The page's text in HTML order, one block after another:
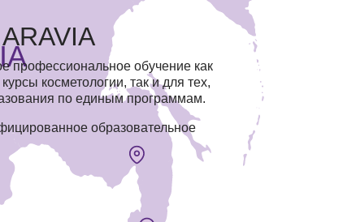
профессиональное обучение как
косметологии, так и для тех,
по единым программам.
образовательное